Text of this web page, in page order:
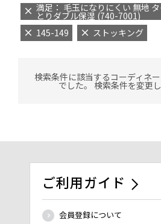
満足： 毛玉になりにくい 無地
とりダブル保湿 (740-7001)
145-149
ストッキング
検索条件に該当するコーディネ
でした。 検索条件を変更
ご利用ガイド
会員登録について